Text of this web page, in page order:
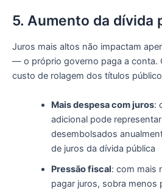
5. Aumento da dívida
Juros mais altos não impactam
— o próprio governo paga a conta.
custo de rolagem dos títulos
Mais despesa com juros:
adicional pode
desembolsados
de juros da dívida pública
Pressão fiscal: com mais
pagar juros, sobra menos